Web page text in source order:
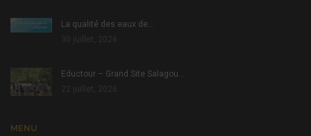
La qualité des eaux de…
Eductour – Grand Site Salagou…
MENU